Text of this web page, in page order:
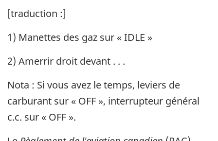
[traduction :]
1) Manettes des gaz sur « IDLE »
2) Amerrir droit devant . . .
Nota : Si vous avez le temps, leviers de
carburant sur « OFF », interrupteur général
c.c. sur « OFF ».